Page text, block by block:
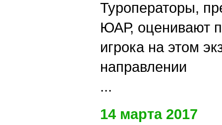
Туроператоры,
ЮАР, оценивают
игрока на этом
направлении
...
14 марта 2017